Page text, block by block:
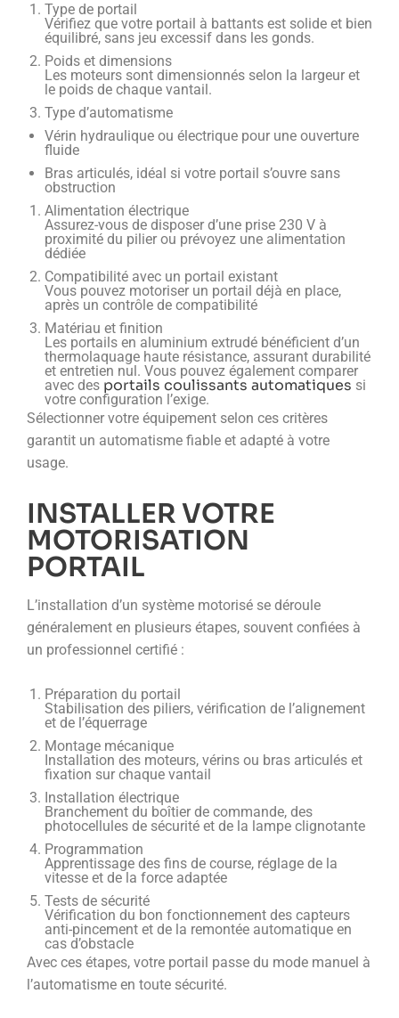
Type de portail
Vérifiez que votre portail à battants est solide et bien
équilibré, sans jeu excessif dans les gonds.
Poids et dimensions
Les moteurs sont dimensionnés selon la largeur et
le poids de chaque vantail.
Type d’automatisme
Vérin hydraulique ou électrique pour une ouverture
fluide
Bras articulés, idéal si votre portail s’ouvre sans
obstruction
Alimentation électrique
Assurez-vous de disposer d’une prise 230 V à
proximité du pilier ou prévoyez une alimentation
dédiée
Compatibilité avec un portail existant
Vous pouvez motoriser un portail déjà en place,
après un contrôle de compatibilité
Matériau et finition
Les portails en aluminium extrudé bénéficient d’un
thermolaquage haute résistance, assurant durabilité
et entretien nul. Vous pouvez également comparer
avec des portails coulissants automatiques si
votre configuration l’exige.
Sélectionner votre équipement selon ces critères
garantit un automatisme fiable et adapté à votre
usage.
INSTALLER VOTRE
MOTORISATION
PORTAIL
L’installation d’un système motorisé se déroule
généralement en plusieurs étapes, souvent confiées à
un professionnel certifié :
Préparation du portail
Stabilisation des piliers, vérification de l’alignement
et de l’équerrage
Montage mécanique
Installation des moteurs, vérins ou bras articulés et
fixation sur chaque vantail
Installation électrique
Branchement du boîtier de commande, des
photocellules de sécurité et de la lampe clignotante
Programmation
Apprentissage des fins de course, réglage de la
vitesse et de la force adaptée
Tests de sécurité
Vérification du bon fonctionnement des capteurs
anti-pincement et de la remontée automatique en
cas d’obstacle
Avec ces étapes, votre portail passe du mode manuel à
l’automatisme en toute sécurité.